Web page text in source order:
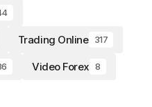
Trading Online 317
Video Forex 8